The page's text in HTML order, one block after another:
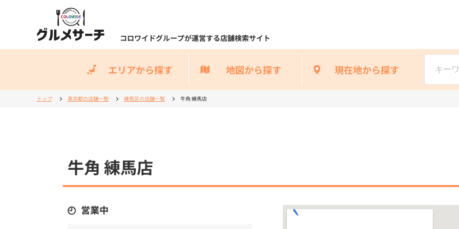
コロワイドグループが運営する店舗検索サイト
エリアから探す 地図から探す 現在地から探す
トップ 東京都の店舗一覧 練馬区の店舗一覧 牛角 練馬店
牛角 練馬店
営業中